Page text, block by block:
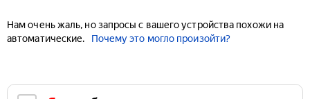
Нам очень жаль, но запросы с вашего устройства похожи на
автоматические.
Почему это могло произойти?